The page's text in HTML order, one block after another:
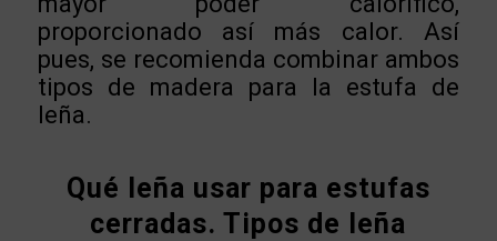
proporcionado así más calor. Así
pues, se recomienda combinar ambos
tipos de madera para la estufa de
leña.
Qué leña usar para estufas
cerradas. Tipos de leña